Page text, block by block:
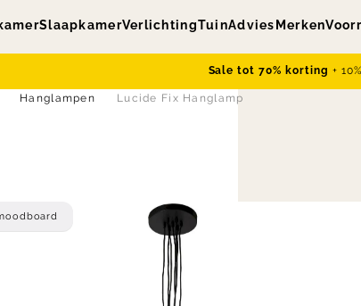
SlaapkamerVerlichtingTuinAdvies Merken
Sale tot 70% korting +
Hanglampen Lucide Fix Hanglamp